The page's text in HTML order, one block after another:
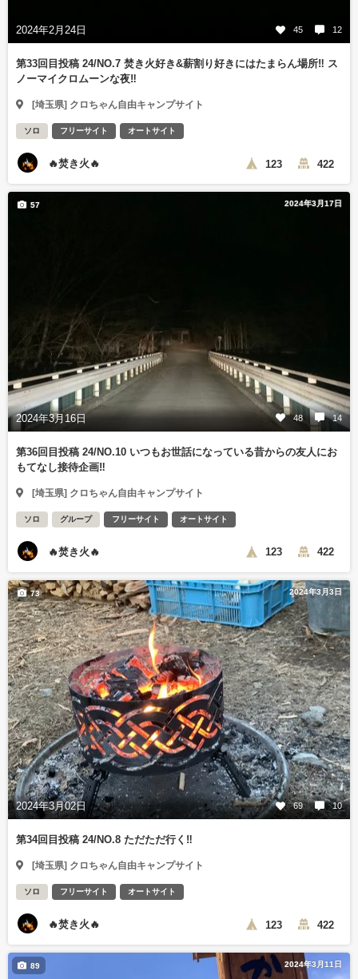
2024年2月24日 45 12
第33回目投稿 24/NO.7 焚き火好き&薪割り好きにはたまらん場所‼️ ス
ノーマイクロムーンな夜‼️
[埼玉県] クロちゃん自由キャンプサイト
ソロ フリーサイト オートサイト
🔥焚き火🔥 123 422
2024年3月17日
2024年3月16日 48 14
57
第36回目投稿 24/NO.10 いつもお世話になっている昔からの友人にお
もてなし接待企画‼️
[埼玉県] クロちゃん自由キャンプサイト
ソロ グループ フリーサイト オートサイト
🔥焚き火🔥 123 422
2024年3月3日
2024年3月02日 69 10
73
第34回目投稿 24/NO.8 ただただ行く‼️
[埼玉県] クロちゃん自由キャンプサイト
ソロ フリーサイト オートサイト
🔥焚き火🔥 123 422
2024年3月11日
89